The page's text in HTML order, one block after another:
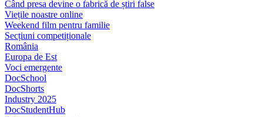
Când presa devine o fabrică de știri false
Viețile noastre online
Weekend film pentru familie
Secțiuni competiționale
România
Europa de Est
Voci emergente
DocSchool
DocShorts
Industry 2025
DocStudentHub